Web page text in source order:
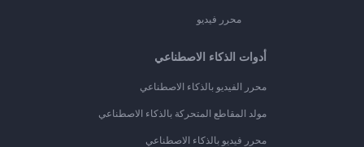
محرر فيديو
أدوات الذكاء الاصطناعي
محرر الفيديو بالذكاء الاصطناعي
مولد المقاطع المتحركة بالذكاء الاصطناعي
محرر فيديو بالذكاء الاصطناعي